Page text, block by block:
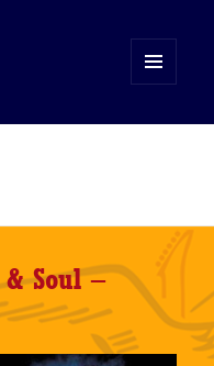
WIDGETS
Soul –